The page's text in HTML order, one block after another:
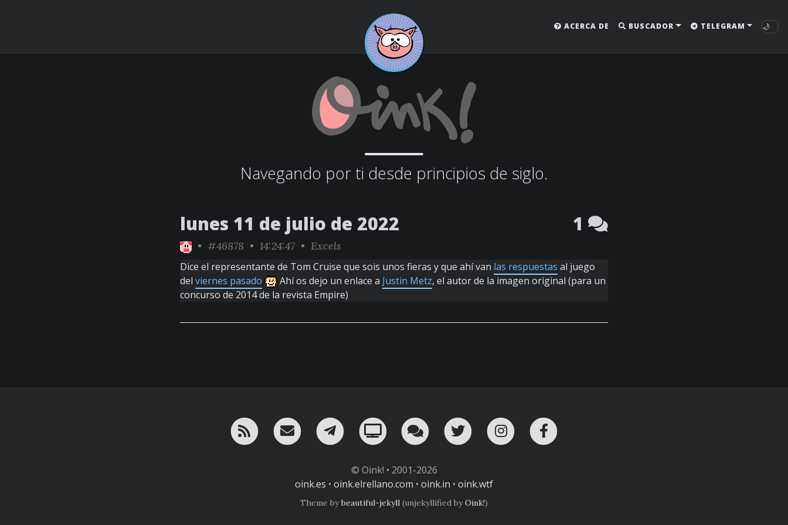
ACERCA DE BUSCADOR TELEGRAM 🌙
Navegando por ti desde principios de siglo.
lunes 11 de julio de 2022 1
• #46878 • 14:24:47 • Excels
Dice el representante de Tom Cruise que sois unos fieras y que ahí van las respuestas al juego
del viernes pasado Ahí os dejo un enlace a Justin Metz, el autor de la imagen original (para un
concurso de 2014 de la revista Empire)
RSS ¡Mándame un email!
¡Nuestro canal en Telegram!
Oink! TV Charla con nosotros en Telegram
Twitter Instagram
© Oink! • 2001-2026
oink.es • oink.elrellano.com • oink.in • oink.wtf
Theme bybeautiful-jekyll (unjekyllified byOink!)